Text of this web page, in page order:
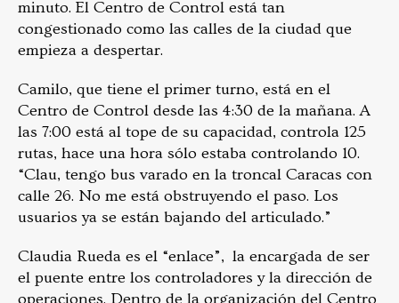
minuto. El Centro de Control está tan
congestionado como las calles de la ciudad que
empieza a despertar.
Camilo, que tiene el primer turno, está en el
Centro de Control desde las 4:30 de la mañana. A
las 7:00 está al tope de su capacidad, controla 125
rutas, hace una hora sólo estaba controlando 10.
“Clau, tengo bus varado en la troncal Caracas con
calle 26. No me está obstruyendo el paso. Los
usuarios ya se están bajando del articulado.”
Claudia Rueda es el “enlace”, la encargada de ser
el puente entre los controladores y la dirección de
operaciones. Dentro de la organización del Centro